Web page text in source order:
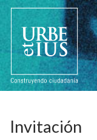
contenido
Invitación